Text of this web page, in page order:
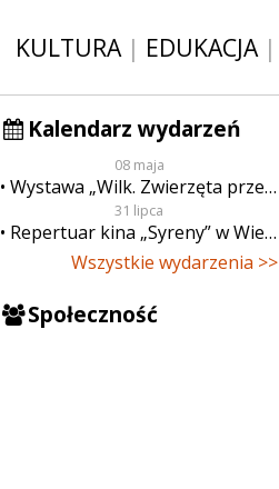
KULTURA| EDUKACJA|
Kalendarz wydarzeń
08 maja
Wystawa „Wilk. Zwierzęta przeklęte”
31 lipca
Repertuar kina „Syreny” w Wieluniu w dn. od 31 lipca do 6 sierpnia
Wszystkie wydarzenia >>
Społeczność